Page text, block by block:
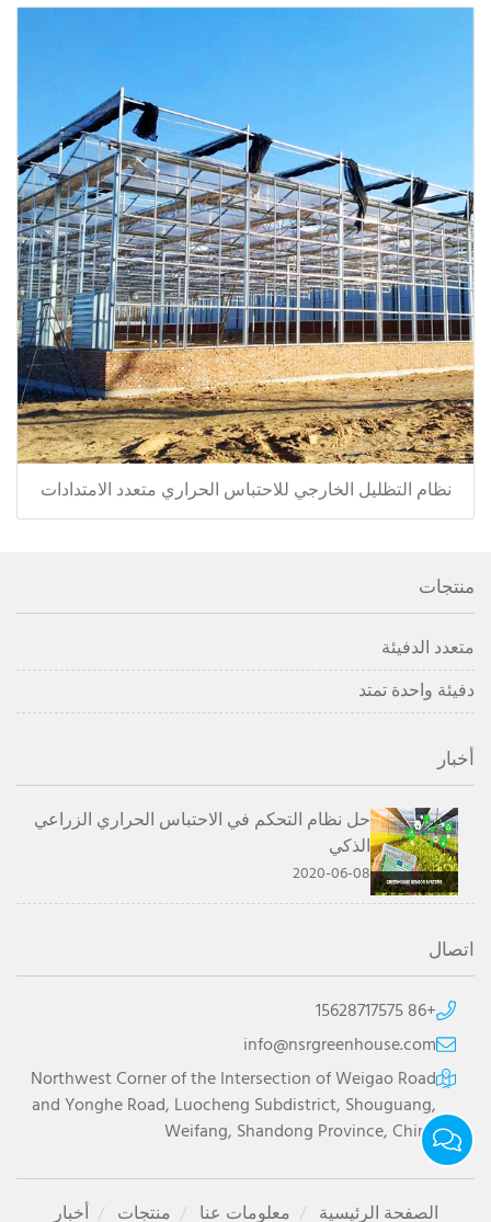
نظام التظليل الخارجي للاحتباس الحراري متعدد الامتدادات
منتجات
متعدد الدفيئة
دفيئة واحدة تمتد
أخبار
حل نظام التحكم في الاحتباس الحراري الزراعي
الذكي
2020-06-08
اتصال
+86 15628717575
info@nsrgreenhouse.com
Northwest Corner of the Intersection of Weigao Road
and Yonghe Road, Luocheng Subdistrict, Shouguang,
Weifang, Shandong Province, China
الصفحة الرئيسية معلومات عنا منتجات أخبار